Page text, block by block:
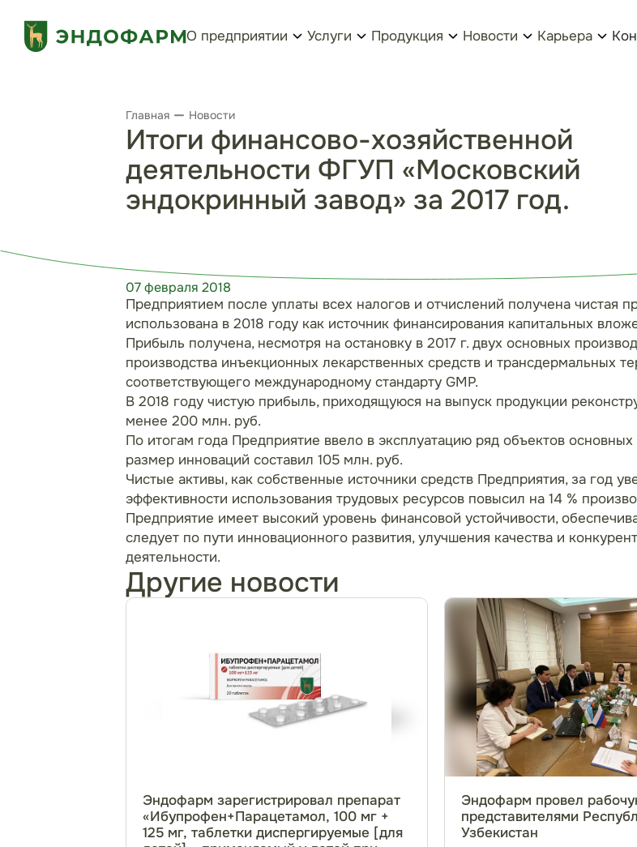
О предприятии Услуги Продукция Новости Карьера
Главная Новости
Итоги финансово-хозяйственной
деятельности ФГУП «Московский
эндокринный завод» за 2017 год.
07 февраля 2018
Предприятием после уплаты всех налогов и отчислений получена чистая
использована в 2018 году как источник финансирования капитальных
Прибыль получена, несмотря на остановку в 2017 г. двух основных
производства инъекционных лекарственных средств и трансдермальных
соответствующего международному стандарту GMP.
В 2018 году чистую прибыль, приходящуюся на выпуск продукции
менее 200 млн. руб.
По итогам года Предприятие ввело в эксплуатацию ряд объектов
размер инноваций составил 105 млн. руб.
Чистые активы, как собственные источники средств Предприятия, за год
эффективности использования трудовых ресурсов повысил на 14 %
Предприятие имеет высокий уровень финансовой устойчивости,
следует по пути инновационного развития, улучшения качества и
деятельности.
Другие новости
Эндофарм зарегистрировал препарат
«Ибупрофен+Парацетамол, 100 мг +
125 мг, таблетки диспергируемые [для
Эндофарм провел
представителями
Узбекистан